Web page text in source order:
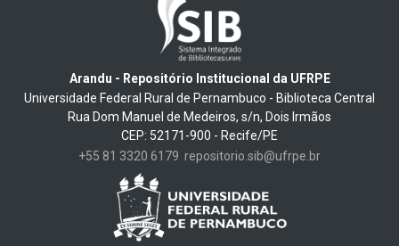
Arandu - Repositório Institucional da UFRPE
Universidade Federal Rural de Pernambuco - Biblioteca Central
Rua Dom Manuel de Medeiros, s/n, Dois Irmãos
CEP: 52171-900 - Recife/PE
+55 81 3320 6179 repositorio.sib@ufrpe.br